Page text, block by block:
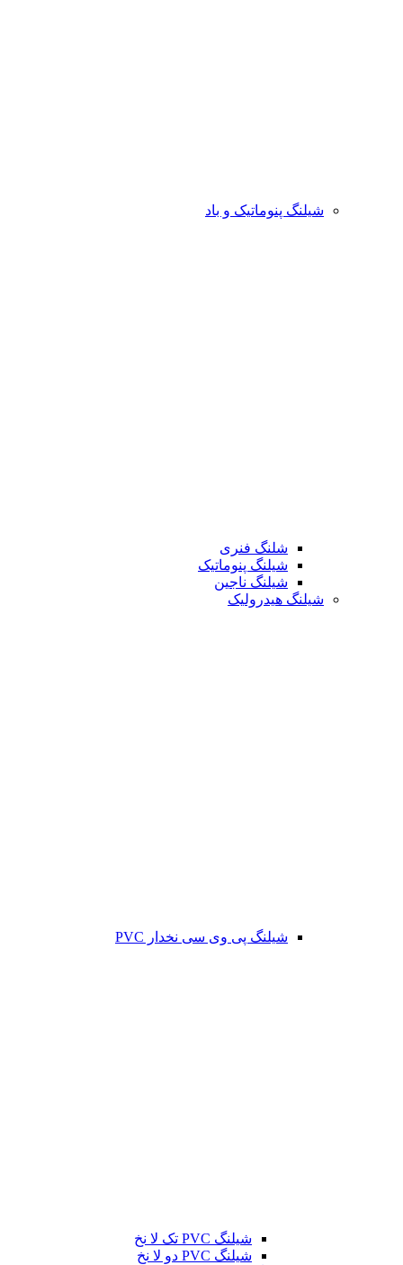
شیلنگ پنوماتیک و باد
شلنگ فنری
شیلنگ پنوماتیک
شیلنگ ناجین
شیلنگ هیدرولیک
شیلنگ پی وی سی نخدار PVC
شیلنگ PVC تک لا نخ
شیلنگ PVC دو لا نخ